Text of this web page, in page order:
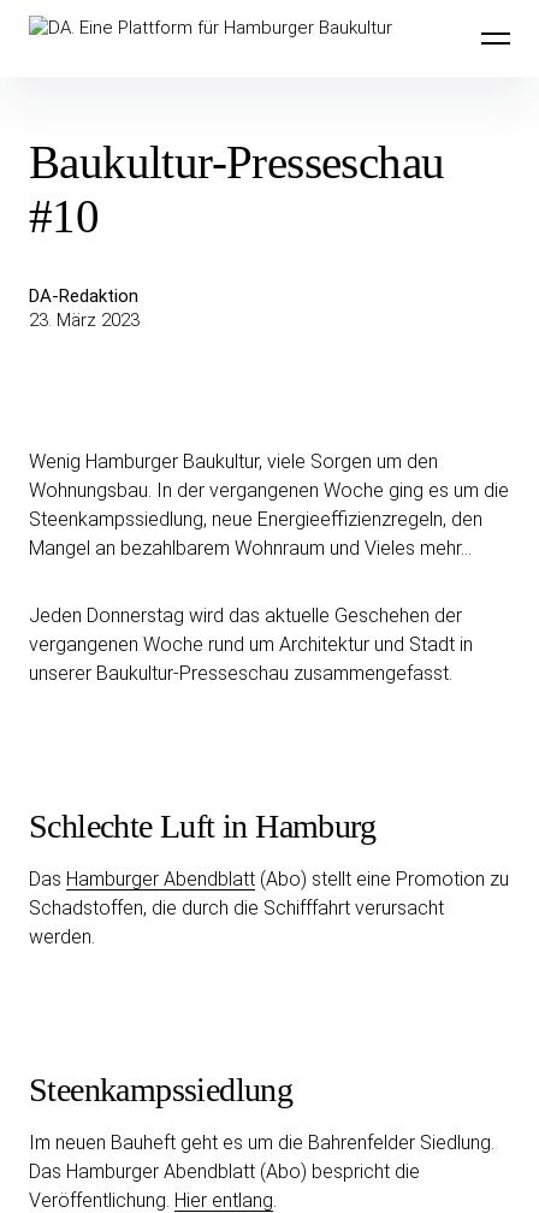
Inhalte
überspringenDA. Eine Plattform für Hamburger
Baukultur-Presseschau
#10
DA-Redaktion
23. März 2023
Wenig Hamburger Baukultur, viele Sorgen um den
Wohnungsbau. In der vergangenen Woche ging es um die
Steenkampssiedlung, neue Energieeffizienzregeln, den
Mangel an bezahlbarem Wohnraum und Vieles mehr…
Jeden Donnerstag wird das aktuelle Geschehen der
vergangenen Woche rund um Architektur und Stadt in
unserer Baukultur-Presseschau zusammengefasst.
Schlechte Luft in Hamburg
Das Hamburger Abendblatt (Abo) stellt eine Promotion zu
Schadstoffen, die durch die Schifffahrt verursacht
werden.
Steenkampssiedlung
Im neuen Bauheft geht es um die Bahrenfelder Siedlung.
Das Hamburger Abendblatt (Abo) bespricht die
Veröffentlichung. Hier entlang.